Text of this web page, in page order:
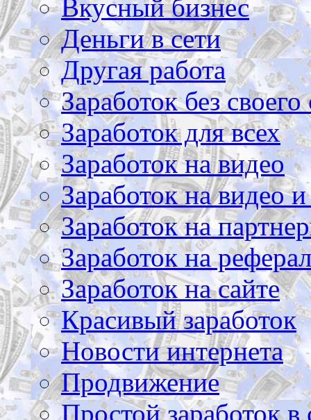
Вкусный бизнес
Деньги в сети
Другая работа
Заработок без своего
Заработок для всех
Заработок на видео
Заработок на видео
Заработок на
Заработок на
Заработок на сайте
Красивый заработок
Новости интернета
Продвижение
Простой заработок в